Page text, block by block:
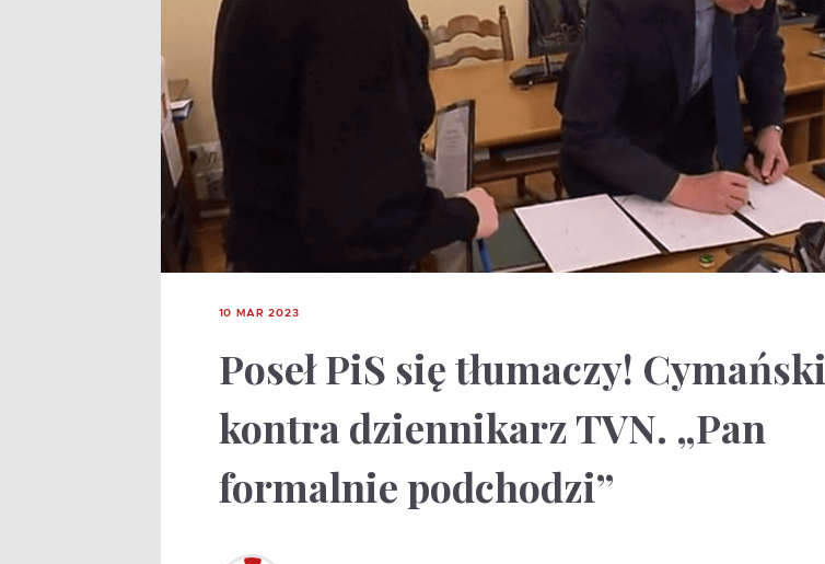
10 MAR 2023
Poseł PiS się tłumaczy! Cymański
kontra dziennikarz TVN. „Pan
formalnie podchodzi”